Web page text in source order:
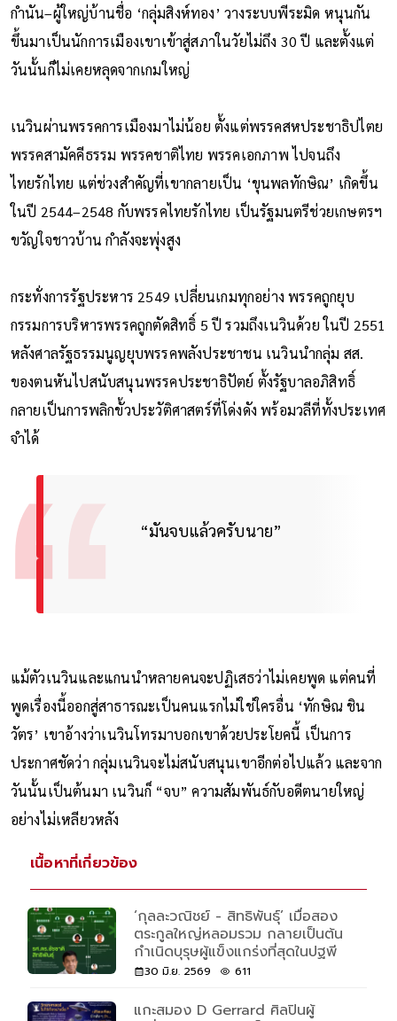
กำนัน–ผู้ใหญ่บ้านชื่อ ‘กลุ่มสิงห์ทอง’ วางระบบพีระมิด หนุนกัน
ขึ้นมาเป็นนักการเมืองเขาเข้าสู่สภาในวัยไม่ถึง 30 ปี และตั้งแต่
วันนั้นก็ไม่เคยหลุดจากเกมใหญ่
เนวินผ่านพรรคการเมืองมาไม่น้อย ตั้งแต่พรรคสหประชาธิปไตย
พรรคสามัคคีธรรม พรรคชาติไทย พรรคเอกภาพ ไปจนถึง
ไทยรักไทย แต่ช่วงสำคัญที่เขากลายเป็น ‘ขุนพลทักษิณ’ เกิดขึ้น
ในปี 2544–2548 กับพรรคไทยรักไทย เป็นรัฐมนตรีช่วยเกษตรฯ
ขวัญใจชาวบ้าน กำลังจะพุ่งสูง
กระทั่งการรัฐประหาร 2549 เปลี่ยนเกมทุกอย่าง พรรคถูกยุบ
กรรมการบริหารพรรคถูกตัดสิทธิ์ 5 ปี รวมถึงเนวินด้วย ในปี 2551
หลังศาลรัฐธรรมนูญยุบพรรคพลังประชาชน เนวินนำกลุ่ม สส.
ของตนหันไปสนับสนุนพรรคประชาธิปัตย์ ตั้งรัฐบาลอภิสิทธิ์
กลายเป็นการพลิกขั้วประวัติศาสตร์ที่โด่งดัง พร้อมวลีที่ทั้งประเทศ
จำได้
“มันจบแล้วครับนาย”
แม้ตัวเนวินและแกนนำหลายคนจะปฏิเสธว่าไม่เคยพูด แต่คนที่
พูดเรื่องนี้ออกสู่สาธารณะเป็นคนแรกไม่ใช่ใครอื่น ‘ทักษิณ ชิน
วัตร’ เขาอ้างว่าเนวินโทรมาบอกเขาด้วยประโยคนี้ เป็นการ
ประกาศชัดว่า กลุ่มเนวินจะไม่สนับสนุนเขาอีกต่อไปแล้ว และจาก
วันนั้นเป็นต้นมา เนวินก็ “จบ” ความสัมพันธ์กับอดีตนายใหญ่
อย่างไม่เหลียวหลัง
เนื้อหาที่เกี่ยวข้อง
‘กุลละวณิชย์ - สิทธิพันธุ์’ เมื่อสอง
ตระกูลใหญ่หลอมรวม กลายเป็นต้น
กำเนิดบุรุษผู้แข็งแกร่งที่สุดในปฐพี
30 มิ.ย. 2569 611
แกะสมอง D Gerrard ศิลปินผู้